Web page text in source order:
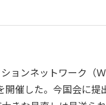
ョンネットワーク（
催した。今国会に